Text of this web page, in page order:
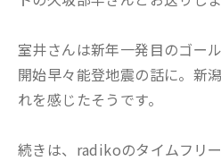
室井さんは新年一発目のゴー
開始早々能登地震の話に。新
れを感じたそうです。
続きは、radikoのタイムフリ